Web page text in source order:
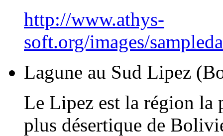
http://www.athys-
soft.org/images/
Lagune au Sud Lipez
Le Lipez est la région la
plus désertique de